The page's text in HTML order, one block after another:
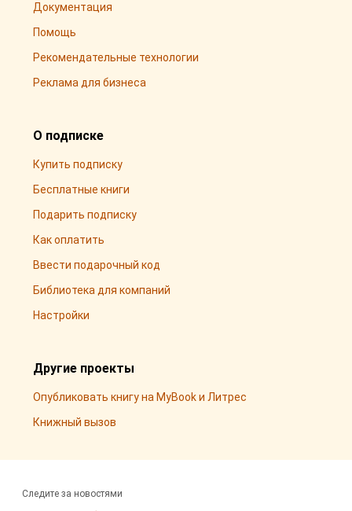
Документация
Помощь
Рекомендательные технологии
Реклама для бизнеса
О подписке
Купить подписку
Бесплатные книги
Подарить подписку
Как оплатить
Ввести подарочный код
Библиотека для компаний
Настройки
Другие проекты
Опубликовать книгу на MyBook и Литрес
Книжный вызов
Следите за новостями